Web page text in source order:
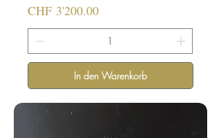
Preis
CHF 3'200.00
In den Warenkorb